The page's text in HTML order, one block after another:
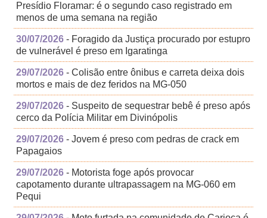
Presídio Floramar: é o segundo caso registrado em
menos de uma semana na região
30/07/2026 - Foragido da Justiça procurado por estupro
de vulnerável é preso em Igaratinga
29/07/2026 - Colisão entre ônibus e carreta deixa dois
mortos e mais de dez feridos na MG-050
29/07/2026 - Suspeito de sequestrar bebê é preso após
cerco da Polícia Militar em Divinópolis
29/07/2026 - Jovem é preso com pedras de crack em
Papagaios
29/07/2026 - Motorista foge após provocar
capotamento durante ultrapassagem na MG-060 em
Pequi